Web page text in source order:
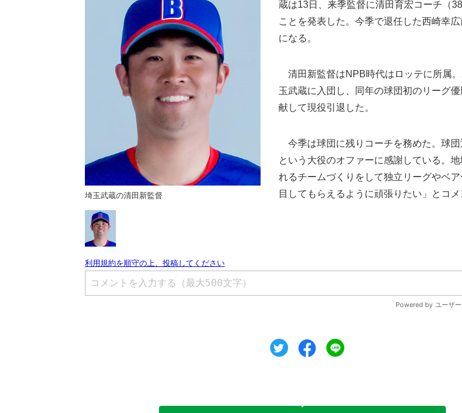
埼玉武蔵の清田新監督 埼玉武蔵の清田新監督
蔵は13日、来季監督に清田育宏コーチ（
ことを発表した。今季で退任した西崎幸
になる。
清田新監督はNPB時代はロッテに所属
玉武蔵に入団し、同年の球団初のリーグ
献して現役引退した。
今季は球団に残りコーチを務めた。球団
という大役のオファーに感謝している。地
れるチームづくりをして独立リーグやベ
目してもらえるように頑張りたい」とコメ
ツイートシェア